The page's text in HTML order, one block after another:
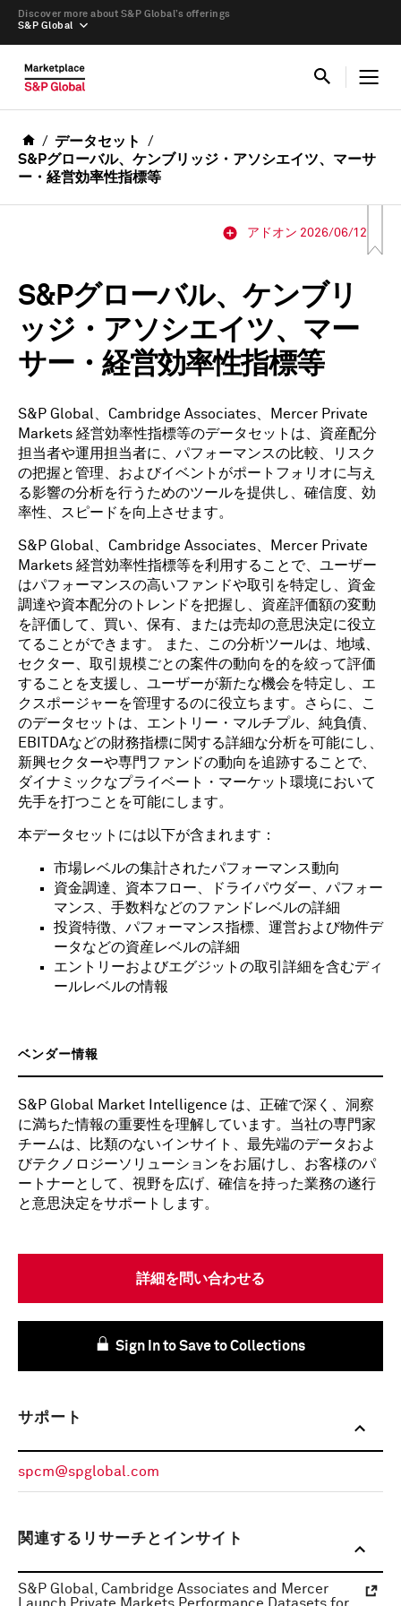
S&P Global
Discover more about S&P Global’s offerings
データセット
S&Pグローバル、ケンブリッジ・アソシエイツ、マーサ
ー・経営効率性指標等
アドオン 2026/06/12
S&Pグローバル、ケンブリ
ッジ・アソシエイツ、マー
サー・経営効率性指標等
S&P Global、Cambridge Associates、Mercer Private
Markets 経営効率性指標等のデータセットは、資産配分
担当者や運用担当者に、パフォーマンスの比較、リスク
の把握と管理、およびイベントがポートフォリオに与え
る影響の分析を行うためのツールを提供し、確信度、効
率性、スピードを向上させます。
S&P Global、Cambridge Associates、Mercer Private
Markets 経営効率性指標等を利用することで、ユーザー
はパフォーマンスの高いファンドや取引を特定し、資金
調達や資本配分のトレンドを把握し、資産評価額の変動
を評価して、買い、保有、または売却の意思決定に役立
てることができます。 また、この分析ツールは、地域、
セクター、取引規模ごとの案件の動向を的を絞って評価
することを支援し、ユーザーが新たな機会を特定し、エ
クスポージャーを管理するのに役立ちます。さらに、こ
のデータセットは、エントリー・マルチプル、純負債、
EBITDAなどの財務指標に関する詳細な分析を可能にし、
新興セクターや専門ファンドの動向を追跡することで、
ダイナミックなプライベート・マーケット環境において
先手を打つことを可能にします。
本データセットには以下が含まれます：
市場レベルの集計されたパフォーマンス動向
資金調達、資本フロー、ドライパウダー、パフォー
マンス、手数料などのファンドレベルの詳細
投資特徴、パフォーマンス指標、運営および物件デ
ータなどの資産レベルの詳細
エントリーおよびエグジットの取引詳細を含むディ
ールレベルの情報
ベンダー情報
S&P Global Market Intelligence は、正確で深く、洞察
に満ちた情報の重要性を理解しています。当社の専門家
チームは、比類のないインサイト、最先端のデータおよ
びテクノロジーソリューションをお届けし、お客様のパ
ートナーとして、視野を広げ、確信を持った業務の遂行
と意思決定をサポートします。
詳細を問い合わせる
Sign In to Save to Collections
サポート
spcm@spglobal.com
関連するリサーチとインサイト
S&P Global, Cambridge Associates and Mercer